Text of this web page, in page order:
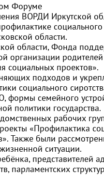
Форуме
ВОРДИ Иркутской
области.
области, Фонда
организации
социальных проектов».
подходов и
социального
формы семейного
политики государства.
рабочих
«Профилактика
Также были
ситуации.
представителей
парламентских